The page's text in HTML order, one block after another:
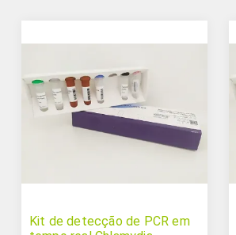
Kit de detecção de PCR em